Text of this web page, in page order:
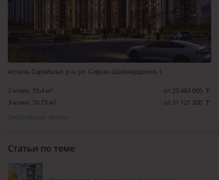
Астана, Сарайшык р-н, ул. Сафуан Шаймерденов, 1
2-комн. 55.4 м² от 25 484 000 ₸
3-комн. 70.73 м²
от 31 121 200 ₸
Статьи по теме